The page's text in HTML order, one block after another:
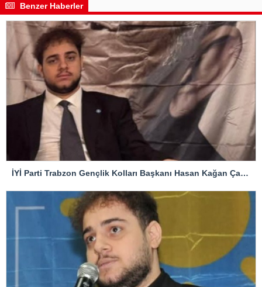
Benzer Haberler
İYİ Parti Trabzon Gençlik Kolları Başkanı Hasan Kağan Çakıroğlu’ndan Mattia Ahmet Minguzzi Davasına Tepki